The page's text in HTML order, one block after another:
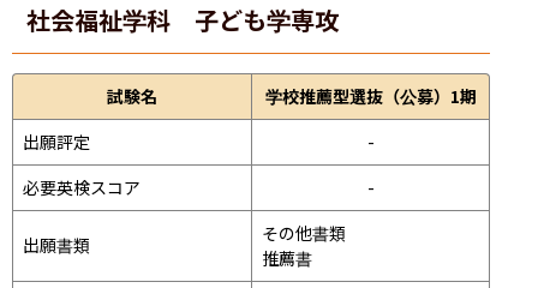
社会福祉学科 子ども学専攻
試験名
学校推薦型選抜（公募）1期
出願評定
-
必要英検スコア
-
出願書類
その他書類
推薦書